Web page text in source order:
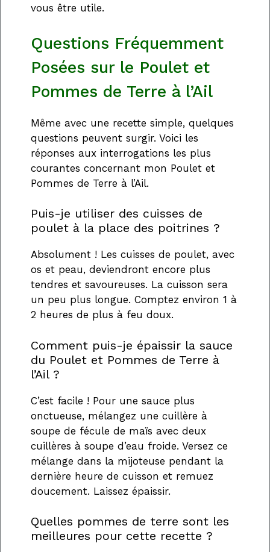
vous être utile.
Questions Fréquemment
Posées sur le Poulet et
Pommes de Terre à l’Ail
Même avec une recette simple, quelques
questions peuvent surgir. Voici les
réponses aux interrogations les plus
courantes concernant mon Poulet et
Pommes de Terre à l’Ail.
Puis-je utiliser des cuisses de
poulet à la place des poitrines ?
Absolument ! Les cuisses de poulet, avec
os et peau, deviendront encore plus
tendres et savoureuses. La cuisson sera
un peu plus longue. Comptez environ 1 à
2 heures de plus à feu doux.
Comment puis-je épaissir la sauce
du Poulet et Pommes de Terre à
l’Ail ?
C’est facile ! Pour une sauce plus
onctueuse, mélangez une cuillère à
soupe de fécule de maïs avec deux
cuillères à soupe d’eau froide. Versez ce
mélange dans la mijoteuse pendant la
dernière heure de cuisson et remuez
doucement. Laissez épaissir.
Quelles pommes de terre sont les
meilleures pour cette recette ?